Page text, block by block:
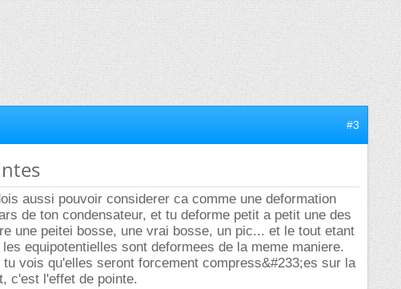
#3
aussi pouvoir considerer ca comme une deformation
de ton condensateur, et tu deforme petit a petit une des
une peitei bosse, une vrai bosse, un pic... et le tout etant
equipotentielles sont deformees de la meme maniere.
vois qu'elles seront forcement compress&#233;es sur la
c'est l'effet de pointe.